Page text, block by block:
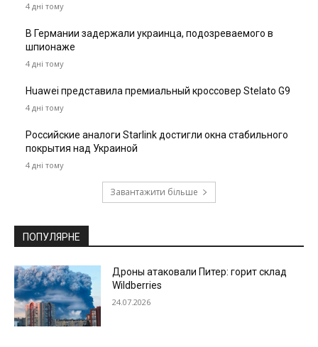
4 дні тому
В Германии задержали украинца, подозреваемого в
шпионаже
4 дні тому
Huawei представила премиальный кроссовер Stelato G9
4 дні тому
Российские аналоги Starlink достигли окна стабильного
покрытия над Украиной
4 дні тому
Завантажити більше
ПОПУЛЯРНЕ
Дроны атаковали Питер: горит склад
Wildberries
24.07.2026